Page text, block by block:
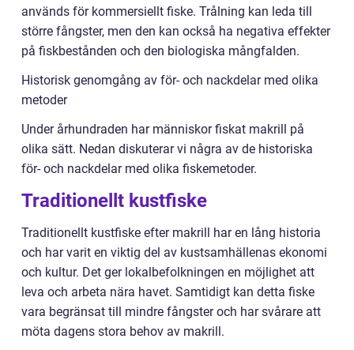
används för kommersiellt fiske. Trålning kan leda till
större fångster, men den kan också ha negativa effekter
på fiskbestånden och den biologiska mångfalden.
Historisk genomgång av för- och nackdelar med olika
metoder
Under århundraden har människor fiskat makrill på
olika sätt. Nedan diskuterar vi några av de historiska
för- och nackdelar med olika fiskemetoder.
Traditionellt kustfiske
Traditionellt kustfiske efter makrill har en lång historia
och har varit en viktig del av kustsamhällenas ekonomi
och kultur. Det ger lokalbefolkningen en möjlighet att
leva och arbeta nära havet. Samtidigt kan detta fiske
vara begränsat till mindre fångster och har svårare att
möta dagens stora behov av makrill.